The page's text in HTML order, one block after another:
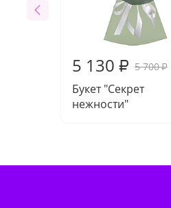
5 130 ₽ 5 700₽
Букет "Секрет
нежности"